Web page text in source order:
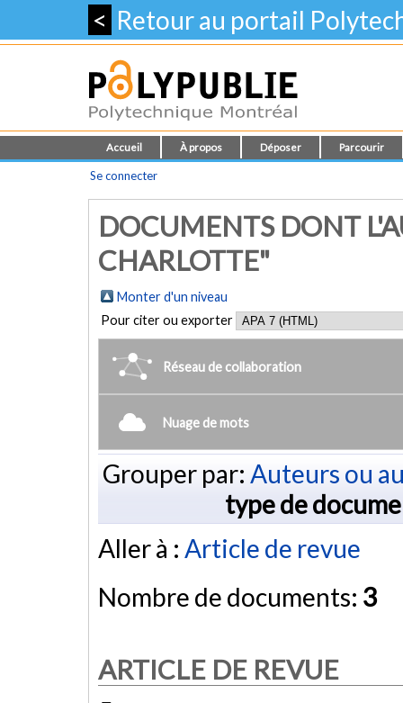
< Retour au portail
Accueil À propos Déposer Parcourir
Se connecter
DOCUMENTS DONT
CHARLOTTE"
Monter d'un niveau
Pour citer ou exporter
Réseau de collaboration
Nuage de mots
Grouper par: Auteurs ou
type de
Aller à : Article de revue
Nombre de documents: 3
ARTICLE DE REVUE